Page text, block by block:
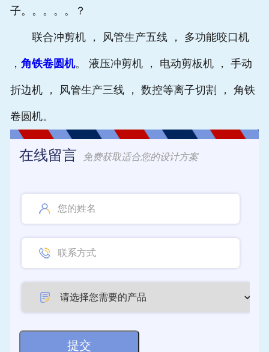
子。。。。。？
联合冲剪机 ， 风管生产五线 ， 多功能咬口机
， 角铁卷圆机。 液压冲剪机 ， 电动剪板机 ， 手动
折边机 ， 风管生产三线 ， 数控等离子切割 ， 角铁
卷圆机。
在线留言 免费获取适合您的设计方案